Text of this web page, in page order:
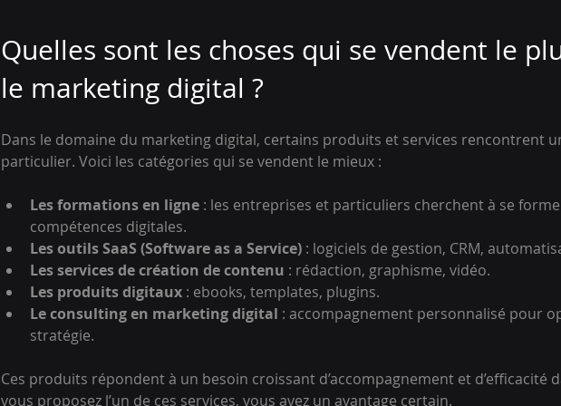
Quelles sont les choses qui se vendent le
le marketing digital ?
Dans le domaine du marketing digital, certains produits et services rencontrent
particulier. Voici les catégories qui se vendent le mieux :
Les formations en ligne : les entreprises et particuliers cherchent à se
compétences digitales.
Les outils SaaS (Software as a Service) : logiciels de gestion, CRM,
Les services de création de contenu : rédaction, graphisme, vidéo.
Les produits digitaux : ebooks, templates, plugins.
Le consulting en marketing digital : accompagnement personnalisé pour
stratégie.
Ces produits répondent à un besoin croissant d’accompagnement et d’efficacité
vous proposez l’un de ces services, vous avez un avantage certain.